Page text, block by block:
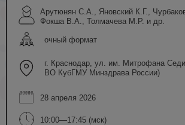
Арутюнян С.А., Яновский К.Г.,
Фокша В.А., Толмачева М.Р. и др.
очный формат
г. Краснодар, ул. им. Митрофана
ВО КубГМУ Минздрава России)
28 апреля 2026
10:00—17:45 (мск)